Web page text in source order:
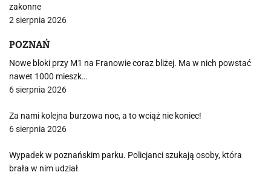
zakonne
2 sierpnia 2026
POZNAŃ
Nowe bloki przy M1 na Franowie coraz bliżej. Ma w nich powstać
nawet 1000 mieszk…
6 sierpnia 2026
Za nami kolejna burzowa noc, a to wciąż nie koniec!
6 sierpnia 2026
Wypadek w poznańskim parku. Policjanci szukają osoby, która
brała w nim udział